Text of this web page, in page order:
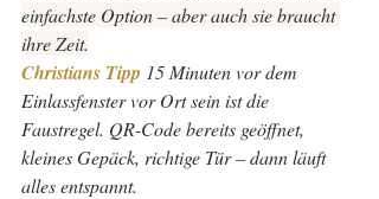
einfachste Option – aber auch sie braucht
ihre Zeit.
Christians Tipp 15 Minuten vor dem
Einlassfenster vor Ort sein ist die
Faustregel. QR-Code bereits geöffnet,
kleines Gepäck, richtige Tür – dann läuft
alles entspannt.